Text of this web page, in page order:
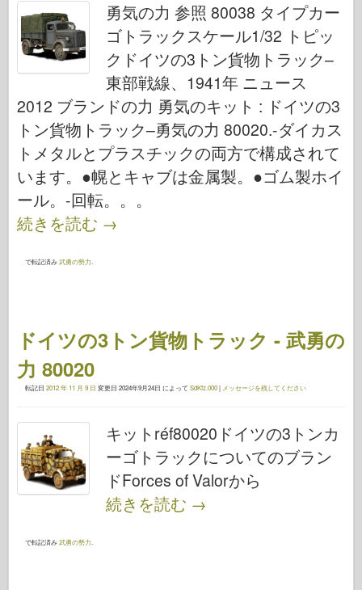
勇気の力 参照 80038 タイプカー
ゴトラックスケール1/32 トピッ
クドイツの3トン貨物トラック–
東部戦線、1941年 ニュース
2012 ブランドの力 勇気のキット : ドイツの3
トン貨物トラック–勇気の力 80020.-ダイカス
トメタルとプラスチックの両方で構成されて
います。●幌とキャブは金属製。●ゴム製ホイ
ール。-回転。。。
続きを読む →
で転記済み武勇の勢力
ドイツの3トン貨物トラック - 武勇の
力 80020
転記日 2012 年 11 月 9 日 変更日 2024年9月24日 によって SdKfz.000| メッセージを残してください
キットréf80020ドイツの3トンカ
ーゴトラックについてのブラン
ドForces of Valorから
続きを読む →
で転記済み武勇の勢力